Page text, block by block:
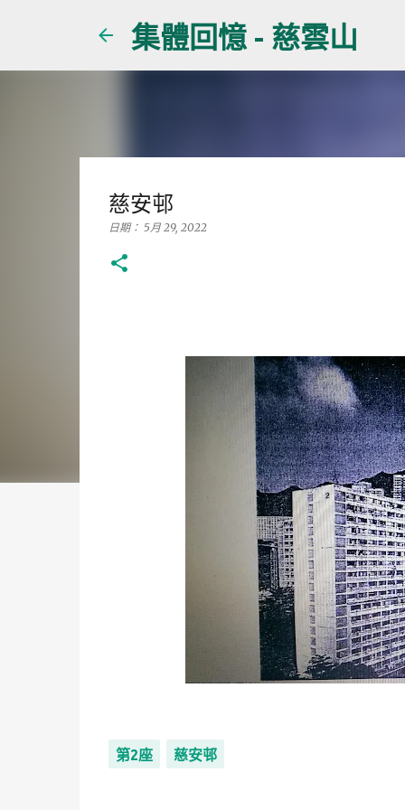
集體回憶 - 慈雲山
慈安邨
日期： 5月 29, 2022
第2座 慈安邨